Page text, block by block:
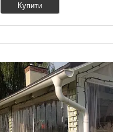
Купити